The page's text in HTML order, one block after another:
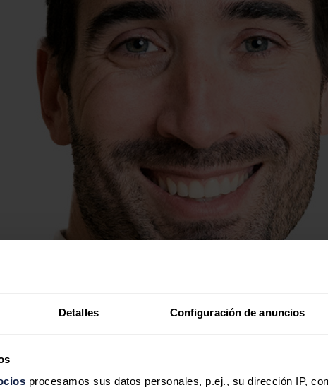
Detalles Configuración de anuncios
procesamos sus datos personales, p.ej., su dirección IP,